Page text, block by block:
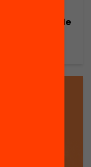
del segle